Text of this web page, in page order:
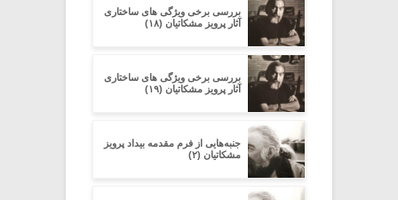
بررسی برخی ویژگی های ساختاری
آثار پرویز مشکاتیان (۱۸)
بررسی برخی ویژگی های ساختاری
آثار پرویز مشکاتیان (۱۹)
جنبه‌هایی از فرم مقدمه‌ بیداد پرویز
مشکاتیان (۲)